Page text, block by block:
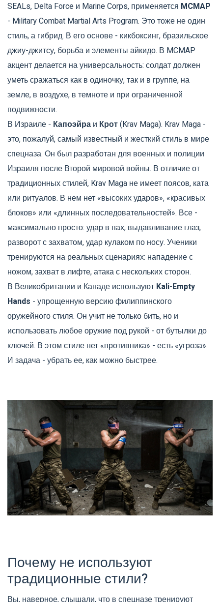
SEALs, Delta Force и Marine Corps, применяется MCMAP
- Military Combat Martial Arts Program. Это тоже не один
стиль, а гибрид. В его основе - кикбоксинг, бразильское
джиу-джитсу, борьба и элементы айкидо. В MCMAP
акцент делается на универсальность: солдат должен
уметь сражаться как в одиночку, так и в группе, на
земле, в воздухе, в темноте и при ограниченной
подвижности.
В Израиле - Капоэйра и Крот(Krav Maga). Krav Maga -
это, пожалуй, самый известный и жесткий стиль в мире
спецназа. Он был разработан для военных и полиции
Израиля после Второй мировой войны. В отличие от
традиционных стилей, Krav Maga не имеет поясов, ката
или ритуалов. В нем нет «высоких ударов», «красивых
блоков» или «длинных последовательностей». Все -
максимально просто: удар в пах, выдавливание глаз,
разворот с захватом, удар кулаком по носу. Ученики
тренируются на реальных сценариях: нападение с
ножом, захват в лифте, атака с нескольких сторон.
В Великобритании и Канаде используют Kali-Empty
Hands - упрощенную версию филиппинского
оружейного стиля. Он учит не только бить, но и
использовать любое оружие под рукой - от бутылки до
ключей. В этом стиле нет «противника» - есть «угроза».
И задача - убрать ее, как можно быстрее.
Почему не используют
традиционные стили?
Вы, наверное, слышали, что в спецназе тренируют